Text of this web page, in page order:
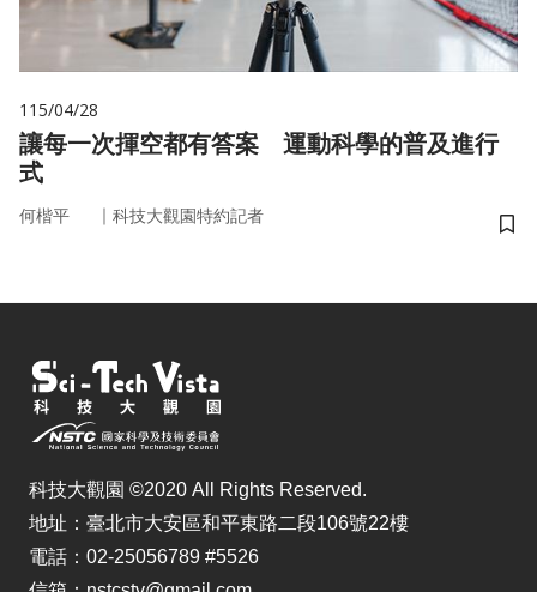
115/04/28
讓每一次揮空都有答案 運動科學的普及進行
式
何楷平 ｜ 科技大觀園特約記者
儲
科技大觀園 ©2020 All Rights Reserved.
地址：臺北市大安區和平東路二段106號22樓
電話：02-25056789 #5526